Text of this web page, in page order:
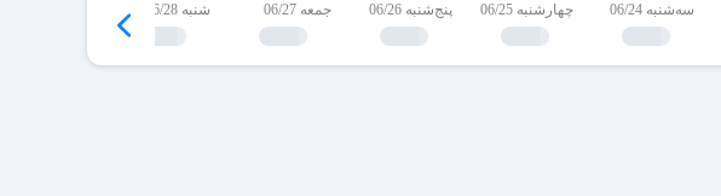
سه‌شنبه 06/24 چهارشنبه 06/25 پنج‌شنبه 06/26 جمعه 06/27 شنبه 06/28